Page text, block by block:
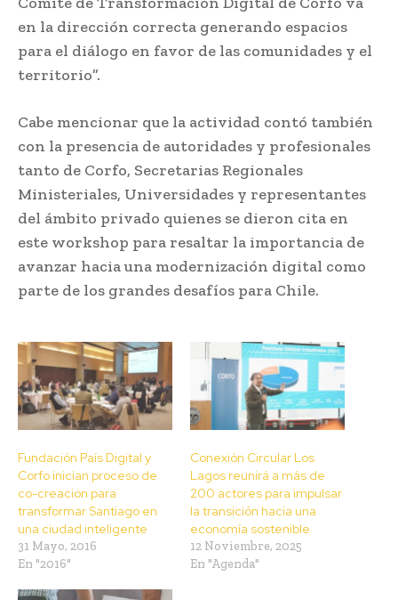
en la dirección correcta generando espacios
para el diálogo en favor de las comunidades y el
territorio”.
Cabe mencionar que la actividad contó también
con la presencia de autoridades y profesionales
tanto de Corfo, Secretarias Regionales
Ministeriales, Universidades y representantes
del ámbito privado quienes se dieron cita en
este workshop para resaltar la importancia de
avanzar hacia una modernización digital como
parte de los grandes desafíos para Chile.
Fundación País Digital y
Corfo inician proceso de
co-creacion para
transformar Santiago en
una ciudad inteligente
31 Mayo, 2016
En "2016"
Conexión Circular Los
Lagos reunirá a más de
200 actores para impulsar
la transición hacia una
economía sostenible
12 Noviembre, 2025
En "Agenda"